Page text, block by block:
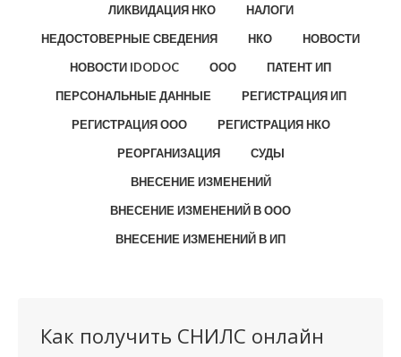
ЛИКВИДАЦИЯ НКО
НАЛОГИ
НЕДОСТОВЕРНЫЕ СВЕДЕНИЯ
НКО
НОВОСТИ
НОВОСТИ IDODOC
ООО
ПАТЕНТ ИП
ПЕРСОНАЛЬНЫЕ ДАННЫЕ
РЕГИСТРАЦИЯ ИП
РЕГИСТРАЦИЯ ООО
РЕГИСТРАЦИЯ НКО
РЕОРГАНИЗАЦИЯ
СУДЫ
ВНЕСЕНИЕ ИЗМЕНЕНИЙ
ВНЕСЕНИЕ ИЗМЕНЕНИЙ В ООО
ВНЕСЕНИЕ ИЗМЕНЕНИЙ В ИП
Как получить СНИЛС онлайн